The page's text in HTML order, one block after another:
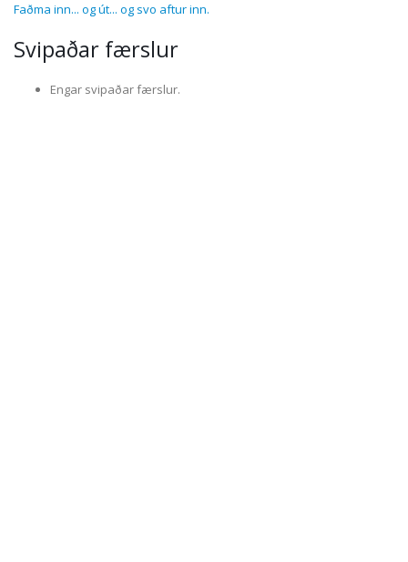
Faðma inn... og út... og svo aftur inn.
Svipaðar færslur
Engar svipaðar færslur.